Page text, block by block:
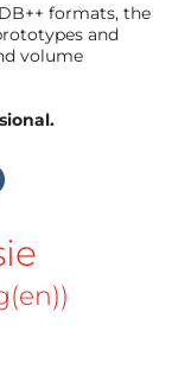
formats, the
and
volume